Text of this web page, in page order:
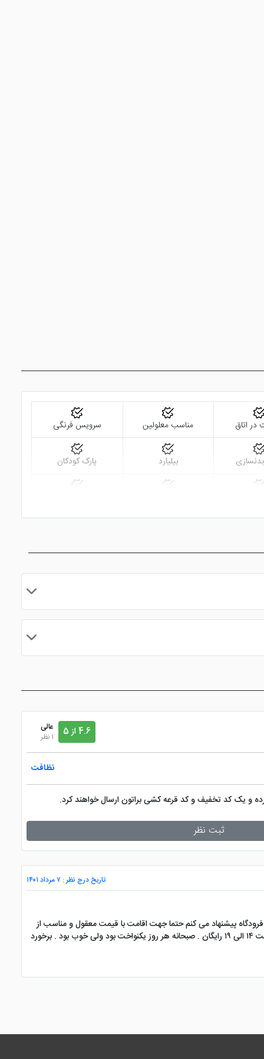
می شود که هر نوع سلیقه و ذائقه ای را در بر خواهند گرفت.
در اتاق مناسب معلولین سرویس فرنگی
بیلیارد پارک کودکان
4.6 از 5
عالی
1 نظر
نظافت
و یک کد تخفیف و کد قرعه کشی براتون ارسال خواهند کرد.
ثبت نظر
تاریخ درج نظر : ۷ مرداد ۱۴۰۱
پیشنهاد می کنم حتما جهت اقامت با قیمت معقول و مناسب از
این هتل استفاده نمایید ..من و همسر و فرزند ۶ ساله به مدت پنج شب در این هتل اقامت داشتیم معقول بود.. کودک زیر هفت ساله رایگان . استخر از ساعت ۱۴ الی ۱۹ رایگان . صبحانه هر روز یکنواخت بود ولی خوب بود . برخورد